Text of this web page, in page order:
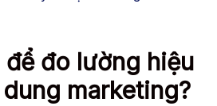
để đo lường hiệu
marketing?